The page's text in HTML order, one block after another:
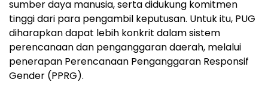
sumber daya manusia, serta didukung komitmen
tinggi dari para pengambil keputusan. Untuk itu, PUG
diharapkan dapat lebih konkrit dalam sistem
perencanaan dan penganggaran daerah, melalui
penerapan Perencanaan Penganggaran Responsif
Gender (PPRG).